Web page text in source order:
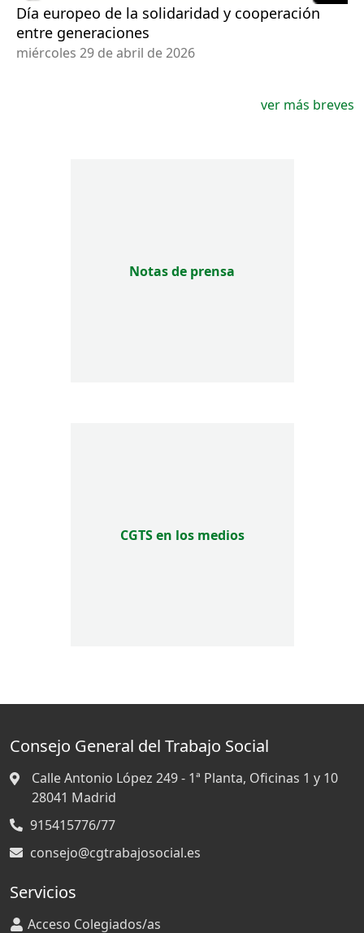
Día europeo de la solidaridad y cooperación
entre generaciones
miércoles 29 de abril de 2026
ver más breves
Notas de prensa
CGTS en los medios
Consejo General del Trabajo Social
Calle Antonio López 249 - 1ª Planta, Oficinas 1 y 10
28041 Madrid
915415776/77
consejo@cgtrabajosocial.es
Servicios
Acceso Colegiados/as